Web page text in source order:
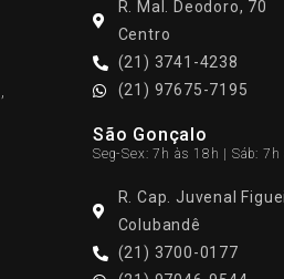
R. Mal. Deodoro, 70
Centro
(21) 3741-4238
(21) 97675-7195
São Gonçalo
Seg-Sex: 7h às 18h | Sáb: 7h
R. Cap. Juvenal
Colubandê
(21) 3700-0177